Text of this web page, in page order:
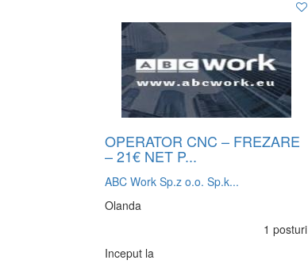
OPERATOR CNC – FREZARE
– 21€ NET P...
ABC Work Sp.z o.o. Sp.k...
Olanda
1 posturi
Inceput la